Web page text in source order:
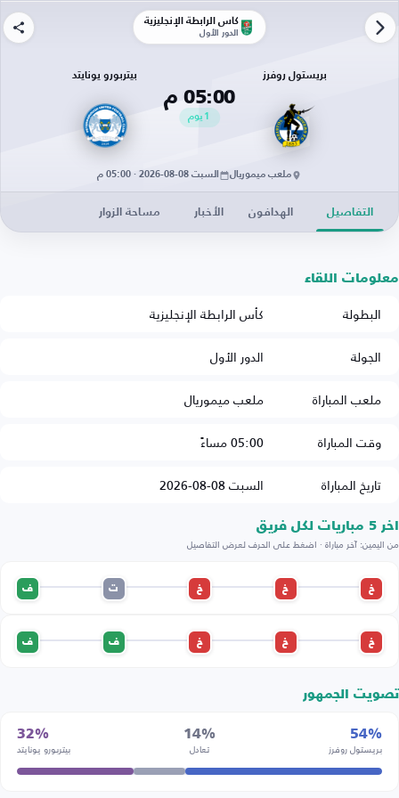
كأس الرابطة الإنجليزية
الدور الأول
بريستول روفرز
05:00 م
1 يوم
بيتربورو يونايتد
ملعب ميموريال السبت 08-08-2026 · 05:00 م
التفاصيل الهدافون الأخبار مساحة الزوار
معلومات اللقاء
البطولة
كأس الرابطة الإنجليزية
الجولة
الدور الأول
ملعب المباراة
ملعب ميموريال
وقت المباراة
05:00 مساءً
تاريخ المباراة
السبت 08-08-2026
اخر 5 مباريات لكل فريق
من اليمين: آخر مباراة · اضغط على الحرف لعرض التفاصيل
خ خ خ ت ف
خ خ خ ف ف
تصويت الجمهور
54%
بريستول روفرز
14%
تعادل
32%
بيتربورو يونايتد